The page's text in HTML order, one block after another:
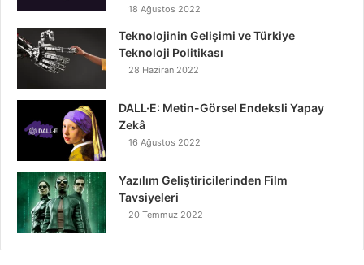
18 Ağustos 2022
Teknolojinin Gelişimi ve Türkiye
Teknoloji Politikası
28 Haziran 2022
DALL·E: Metin-Görsel Endeksli Yapay
Zekâ
16 Ağustos 2022
Yazılım Geliştiricilerinden Film
Tavsiyeleri
20 Temmuz 2022